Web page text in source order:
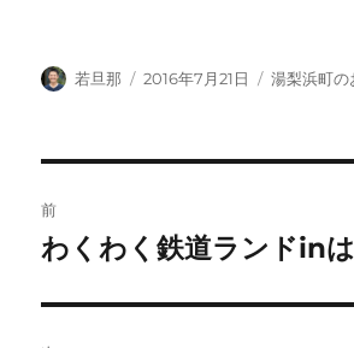
投
若旦那
投
2016年7月21日
カ
湯梨浜町の
稿
ビ
前
前
投
わくわく鉄道ランドin